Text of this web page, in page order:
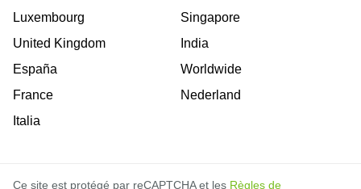
Luxembourg
United Kingdom
España
France
Italia
Singapore
India
Worldwide
Nederland
Ce site est protégé par reCAPTCHA et les Règles de